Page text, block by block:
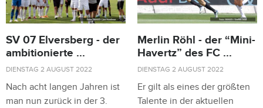
SV 07 Elversberg - der
ambitionierte ...
DIENSTAG 2 AUGUST 2022
Nach acht langen Jahren ist
man nun zurück in der 3.
Merlin Röhl - der “Mini-
Havertz” des FC ...
DIENSTAG 2 AUGUST 2022
Er gilt als eines der größten
Talente in der aktuellen